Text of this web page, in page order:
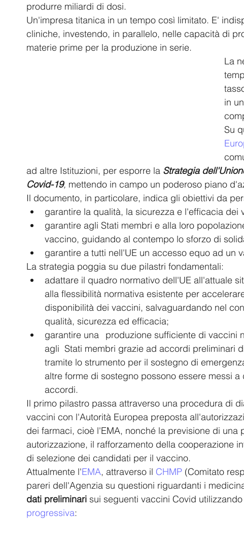
Polo Nord
produrre miliardi di dosi.
Un'impresa titanica in un tempo così limitato. E'
cliniche, investendo, in parallelo, nelle capacità di
materie prime per la produzione in serie.
La
in
Su
ad altre Istituzioni, per esporre la Strategia
Covid-19, mettendo in campo un poderoso piano
Il documento, in particolare, indica gli obiettivi da
garantire agli Stati membri e alla loro
La strategia poggia su due pilastri fondamentali:
adattare il quadro normativo dell'UE all'attuale
alla flessibilità normativa esistente per
disponibilità dei vaccini, salvaguardando nel
qualità, sicurezza ed efficacia;
garantire una 	produzione sufficiente di vaccini nell'UE e, quindi, forniture 	sufficienti
agli  Stati membri grazie ad accordi preliminari
tramite lo strumento per il sostegno di
altre forme di sostegno possono essere messi
accordi.
Il primo pilastro passa attraverso una procedura di
vaccini con l'Autorità Europea preposta
dei farmaci, cioè l'EMA, nonché la previsione di una
autorizzazione, il rafforzamento della cooperazione
di selezione dei candidati per il vaccino.
Attualmente l'EMA, attraverso il CHMP (Comitato
pareri dell'Agenzia su questioni riguardanti i
dati preliminari sui seguenti vaccini Covid
progressiva: